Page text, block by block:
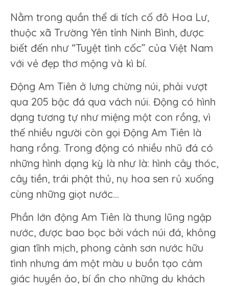
Nằm trong quần thể di tích cố đô Hoa Lư,
thuộc xã Trường Yên tỉnh Ninh Bình, được
biết đến như “Tuyệt tình cốc” của Việt Nam
với vẻ đẹp thơ mộng và kì bí.
Động Am Tiên ở lưng chừng núi, phải vượt
qua 205 bậc đá qua vách núi. Động có hình
dạng tương tự như miệng một con rồng, vì
thế nhiều người còn gọi Động Am Tiên là
hang rồng. Trong động có nhiều nhũ đá có
những hình dạng kỳ là như là: hình cây thóc,
cây tiền, trái phật thủ, nụ hoa sen rủ xuống
cùng những giọt nước…
Phần lớn động Am Tiên là thung lũng ngập
nước, được bao bọc bởi vách núi đá, không
gian tĩnh mịch, phong cảnh sơn nước hữu
tình nhưng ám một màu u buồn tạo cảm
giác huyền ảo, bí ẩn cho những du khách